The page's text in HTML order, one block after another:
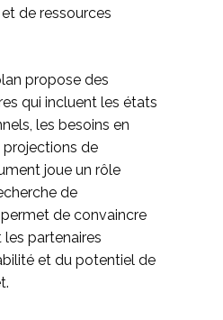
de ressources
propose des
qui incluent les états
les besoins en
de
joue un rôle
de
de convaincre
les partenaires
et du potentiel de